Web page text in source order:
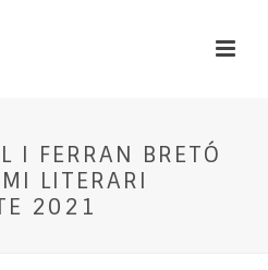
I FERRAN BRETÓ
LITERARI
2021